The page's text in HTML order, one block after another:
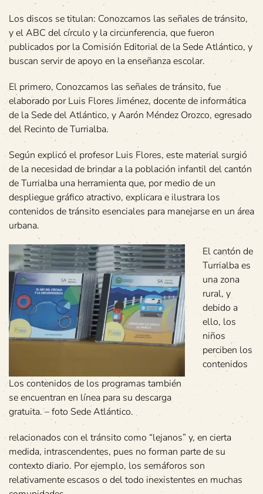
Los discos se titulan: Conozcamos las señales de tránsito,
y el ABC del círculo y la circunferencia, que fueron
publicados por la Comisión Editorial de la Sede Atlántico, y
buscan servir de apoyo en la enseñanza escolar.
El primero, Conozcamos las señales de tránsito, fue
elaborado por Luis Flores Jiménez, docente de informática
de la Sede del Atlántico, y Aarón Méndez Orozco, egresado
del Recinto de Turrialba.
Según explicó el profesor Luis Flores, este material surgió
de la necesidad de brindar a la población infantil del cantón
de Turrialba una herramienta que, por medio de un
despliegue gráfico atractivo, explicara e ilustrara los
contenidos de tránsito esenciales para manejarse en un área
urbana.
Los contenidos de los programas también
se encuentran en línea para su descarga
gratuita. – foto Sede Atlántico.
El cantón de
Turrialba es
una zona
rural, y
debido a
ello, los
niños
perciben los
contenidos
relacionados con el tránsito como “lejanos” y, en cierta
medida, intrascendentes, pues no forman parte de su
contexto diario. Por ejemplo, los semáforos son
relativamente escasos o del todo inexistentes en muchas